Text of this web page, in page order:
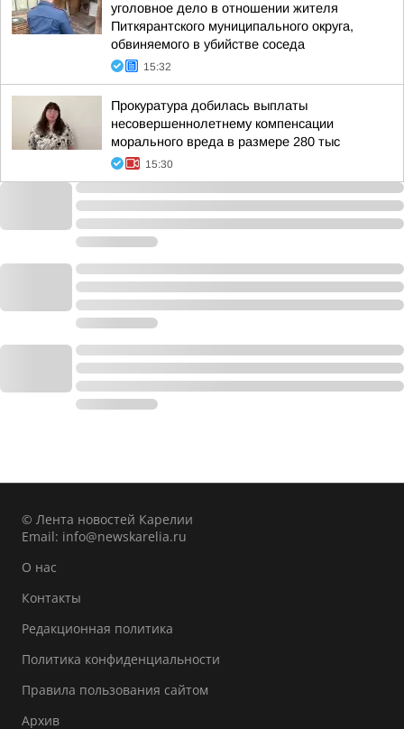
уголовное дело в отношении жителя
Питкярантского муниципального округа,
обвиняемого в убийстве соседа
15:32
Прокуратура добилась выплаты
несовершеннолетнему компенсации
морального вреда в размере 280 тыс
15:30
© Лента новостей Карелии
Email: info@newskarelia.ru
О нас
Контакты
Редакционная политика
Политика конфиденциальности
Правила пользования сайтом
Архив